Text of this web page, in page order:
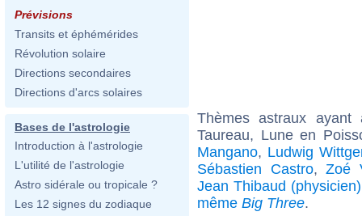
Prévisions
Transits et éphémérides
Révolution solaire
Directions secondaires
Directions d'arcs solaires
Bases de l'astrologie
Introduction à l'astrologie
L'utilité de l'astrologie
Astro sidérale ou tropicale ?
Les 12 signes du zodiaque
Thèmes astraux
Taureau, Lune en
Mangano, Ludwig
Sébastien Castro,Zoé
Jean Thibaud (physicien)
même Big Three.